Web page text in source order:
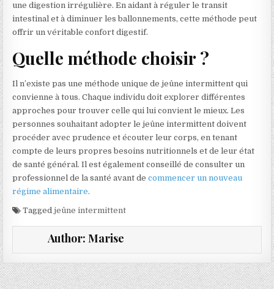
une digestion irrégulière. En aidant à réguler le transit
intestinal et à diminuer les ballonnements, cette méthode peut
offrir un véritable confort digestif.
Quelle méthode choisir ?
Il n’existe pas une méthode unique de jeûne intermittent qui
convienne à tous. Chaque individu doit explorer différentes
approches pour trouver celle qui lui convient le mieux. Les
personnes souhaitant adopter le jeûne intermittent doivent
procéder avec prudence et écouter leur corps, en tenant
compte de leurs propres besoins nutritionnels et de leur état
de santé général. Il est également conseillé de consulter un
professionnel de la santé avant decommencer un nouveau
régime alimentaire.
Taggedjeûne intermittent
Author: Marise